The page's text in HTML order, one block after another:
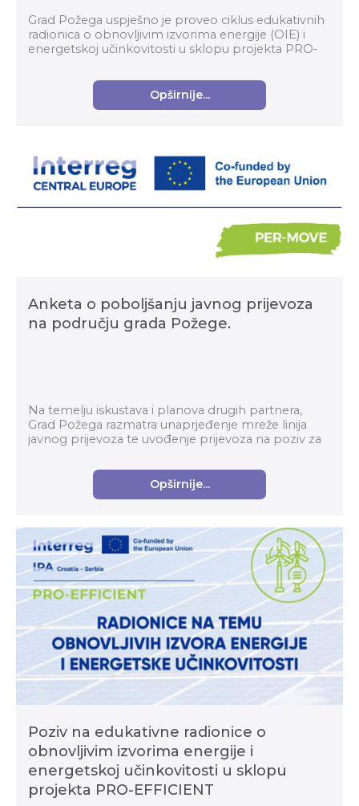
Grad Požega uspješno je proveo ciklus edukativnih
radionica o obnovljivim izvorima energije (OIE) i
energetskoj učinkovitosti u sklopu projekta PRO-
Opširnije...
Anketa o poboljšanju javnog prijevoza
na području grada Požege.
Na temelju iskustava i planova drugih partnera,
Grad Požega razmatra unaprjeđenje mreže linija
javnog prijevoza te uvođenje prijevoza na poziv za
Opširnije...
Poziv na edukativne radionice o
obnovljivim izvorima energije i
energetskoj učinkovitosti u sklopu
projekta PRO-EFFICIENT